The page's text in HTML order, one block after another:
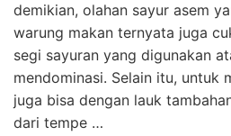
demikian, olahan sayur asem
warung makan ternyata juga
segi sayuran yang digunakan
mendominasi. Selain itu, untuk
juga bisa dengan lauk
dari tempe …